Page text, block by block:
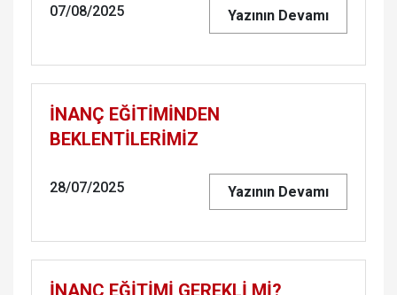
07/08/2025 Yazının Devamı
İNANÇ EĞİTİMİNDEN
BEKLENTİLERİMİZ
28/07/2025 Yazının Devamı
İNANÇ EĞİTİMİ GEREKLİ Mİ?